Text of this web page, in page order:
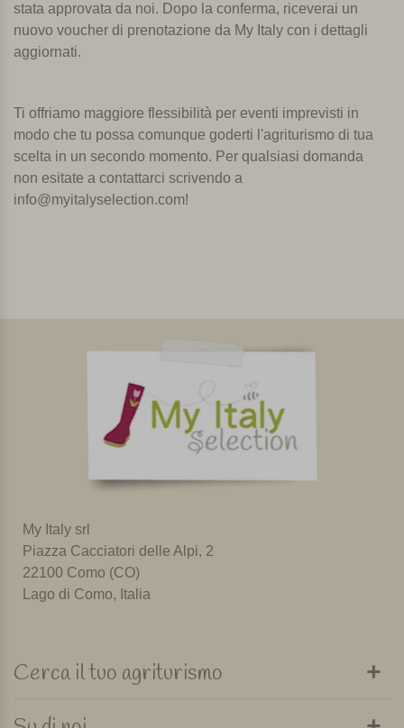
stata approvata da noi. Dopo la conferma, riceverai un
nuovo voucher di prenotazione da My Italy con i dettagli
aggiornati.
Ti offriamo maggiore flessibilità per eventi imprevisti in
modo che tu possa comunque goderti l'agriturismo di tua
scelta in un secondo momento. Per qualsiasi domanda
non esitate a contattarci scrivendo a
info@myitalyselection.com!
My Italy srl
Piazza Cacciatori delle Alpi, 2
22100 Como (CO)
Lago di Como, Italia
Cerca il tuo agriturismo